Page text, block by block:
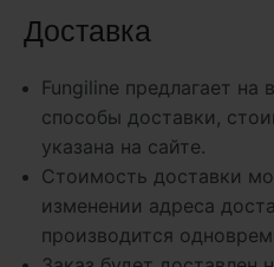
Доставка
Fungiline предлагает на
способы доставки,
указана на сайте.
Стоимость доставки
изменении адреса
производится